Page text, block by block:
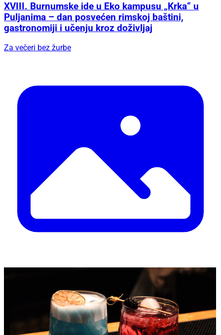
XVIII. Burnumske ide u Eko kampusu „Krka“ u
Puljanima – dan posvećen rimskoj baštini,
gastronomiji i učenju kroz doživljaj
Za večeri bez žurbe